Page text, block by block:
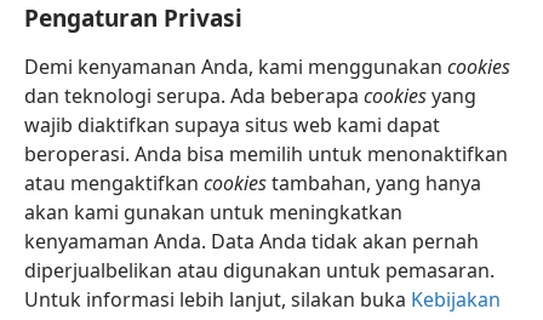
Pengaturan Privasi
Demi kenyamanan Anda, kami menggunakan cookies
dan teknologi serupa. Ada beberapa cookiesyang
wajib diaktifkan supaya situs web kami dapat
beroperasi. Anda bisa memilih untuk menonaktifkan
atau mengaktifkan cookiestambahan, yang hanya
akan kami gunakan untuk meningkatkan
kenyamaman Anda. Data Anda tidak akan pernah
diperjualbelikan atau digunakan untuk pemasaran.
Untuk informasi lebih lanjut, silakan buka Kebijakan
sesuaikan bahan yang ingin Saudara sampaikan.
Bahasa Isyarat Indonesia Bagikan
Copyright© 2026 Watch Tower Bible and Tract Society of Pennsylvania
Syarat Penggunaan Kebijakan Privasi
Pengaturan Privasi
JW.ORG